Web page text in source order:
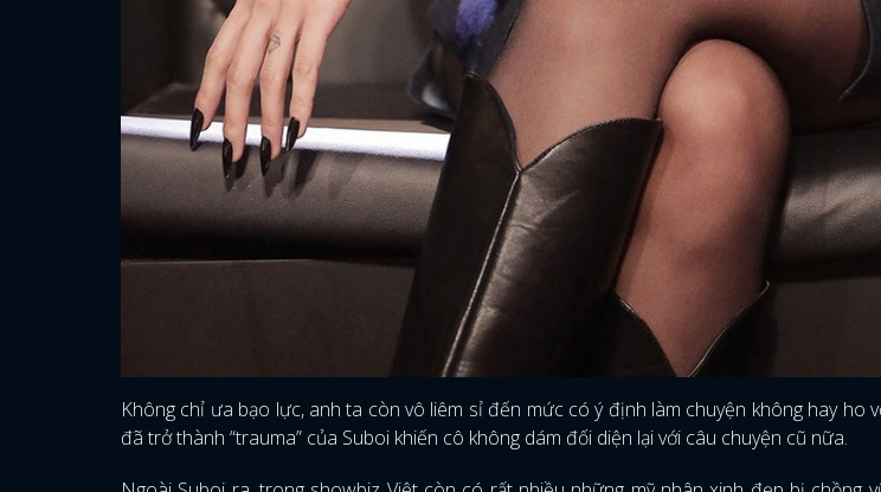
Không chỉ ưa bạo lực, anh ta còn vô liêm sỉ đến mức có ý định làm chuyện không hay ho
đã trở thành “trauma” của Suboi khiến cô không dám đối diện lại với câu chuyện cũ nữa.